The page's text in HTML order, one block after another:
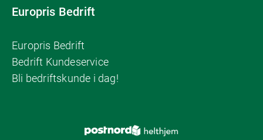
Europris Bedrift
Europris Bedrift
Bedrift Kundeservice
Bli bedriftskunde i dag!